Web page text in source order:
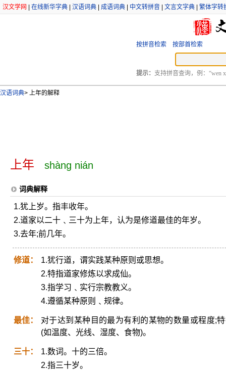
汉文学网 在线新华字典 汉语词典 成语词典 中文转拼音 文言文字典 繁体字转
按拼音检索 按部首检索
提示： 支持拼音查询，例：“wen
汉语词典> 上年的解释
上年 shàng nián
词典解释
1.犹上岁。指丰收年。
2.道家以二十﹑三十为上年，认为是修道最佳的年岁。
3.去年;前几年。
修道：
1.犹行道，谓实践某种原则或思想。
2.特指道家修炼以求成仙。
3.指学习﹑实行宗教教义。
4.遵循某种原则﹑规律。
最佳：
对于达到某种目的最为有利的某物的数量或程度;
(如温度、光线、湿度、食物)。
三十：
1.数词。十的三倍。
2.指三十岁。